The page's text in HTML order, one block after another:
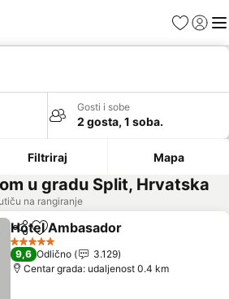
FavoritiPrijavi
Gosti i sobe
2 gosta, 1 soba.
Filtriraj Mapa
u gradu Split, Hrvatska
na rangiranje
Deli Dodati u favorite
Hotel Ambasador
5 Zvezdice
9,6 Odlično
3.129
Centar grada: udaljenost 0.4 km